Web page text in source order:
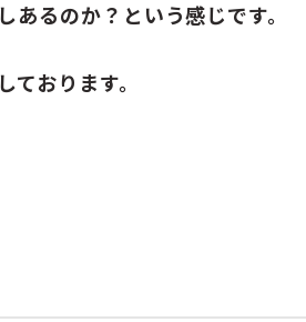
るのか？という感じです。
おります。